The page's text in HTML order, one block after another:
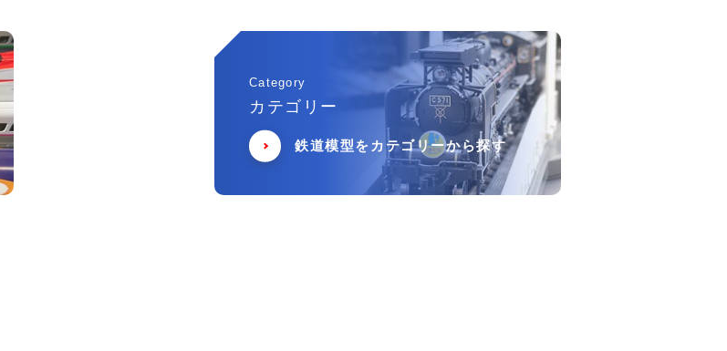
Category
カテゴリー
鉄道模型をカテゴリーから探す